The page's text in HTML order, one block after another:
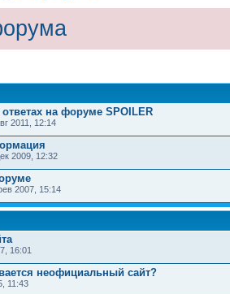
на форуме SPOILER
2011, 12:14
2009, 12:32
2007, 15:14
16:01
неофициальный сайт?
11:43